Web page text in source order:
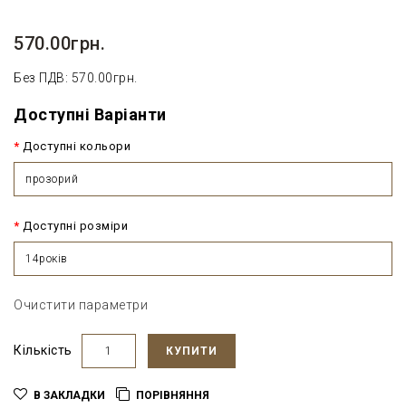
570.00грн.
Без ПДВ: 570.00грн.
Доступні Варіанти
Доступні кольори
прозорий
Доступні розміри
14років
Очистити параметри
Кількість КУПИТИ
В ЗАКЛАДКИ ПОРІВНЯННЯ